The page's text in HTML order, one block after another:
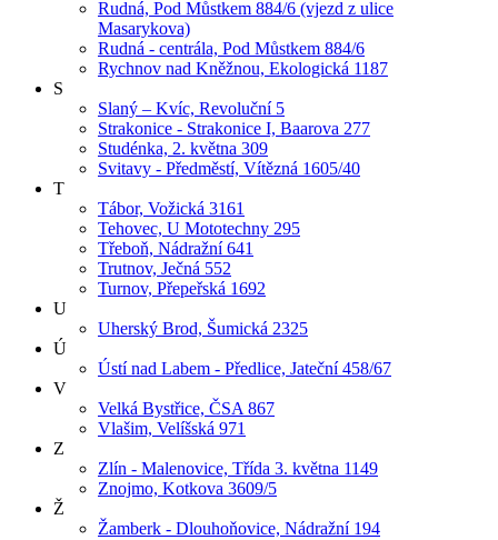
Rudná, Pod Můstkem 884/6 (vjezd z ulice
Masarykova)
Rudná - centrála, Pod Můstkem 884/6
Rychnov nad Kněžnou, Ekologická 1187
S
Slaný – Kvíc, Revoluční 5
Strakonice - Strakonice I, Baarova 277
Studénka, 2. května 309
Svitavy - Předměstí, Vítězná 1605/40
T
Tábor, Vožická 3161
Tehovec, U Mototechny 295
Třeboň, Nádražní 641
Trutnov, Ječná 552
Turnov, Přepeřská 1692
U
Uherský Brod, Šumická 2325
Ú
Ústí nad Labem - Předlice, Jateční 458/67
V
Velká Bystřice, ČSA 867
Vlašim, Velíšská 971
Z
Zlín - Malenovice, Třída 3. května 1149
Znojmo, Kotkova 3609/5
Ž
Žamberk - Dlouhoňovice, Nádražní 194